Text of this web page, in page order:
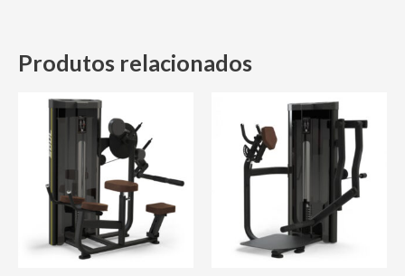
Produtos relacionados